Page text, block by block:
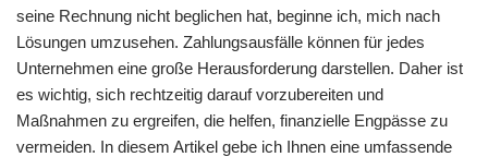
seine Rechnung nicht beglichen hat, beginne ich, mich nach
Lösungen umzusehen. Zahlungsausfälle können für jedes
Unternehmen eine große Herausforderung darstellen. Daher ist
es wichtig, sich rechtzeitig darauf vorzubereiten und
Maßnahmen zu ergreifen, die helfen, finanzielle Engpässe zu
vermeiden. In diesem Artikel gebe ich Ihnen eine umfassende